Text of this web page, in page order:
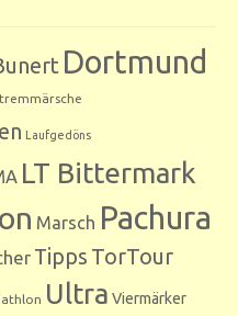
Dortmund
Laufgedöns
LT Bittermark
Marsch Pachura
Tipps TorTour
Ultra Viermärker